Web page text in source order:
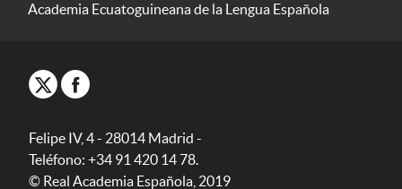
Academia Ecuatoguineana de la Lengua Española
Felipe IV, 4 - 28014 Madrid -
Teléfono: +34 91 420 14 78.
© Real Academia Española, 2019